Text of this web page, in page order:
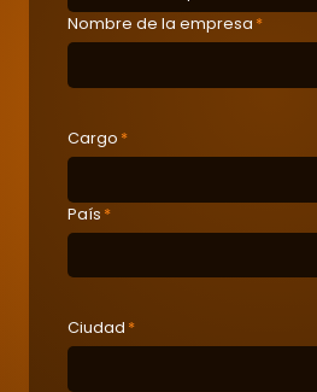
Nombre de la empresa *
Cargo *
País *
Ciudad *